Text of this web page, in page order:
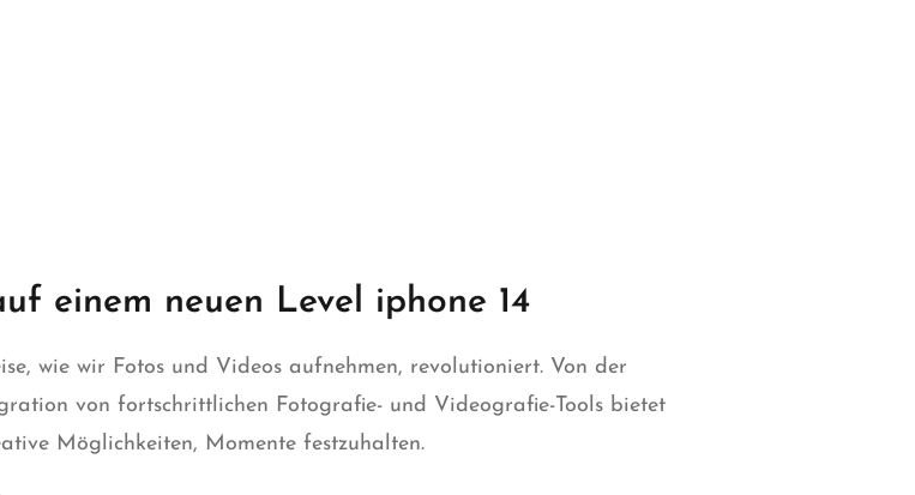
einem neuen Level iphone 14
wie wir Fotos und Videos aufnehmen, revolutioniert. Von der
von fortschrittlichen Fotografie- und Videografie-Tools bietet
Möglichkeiten, Momente festzuhalten.